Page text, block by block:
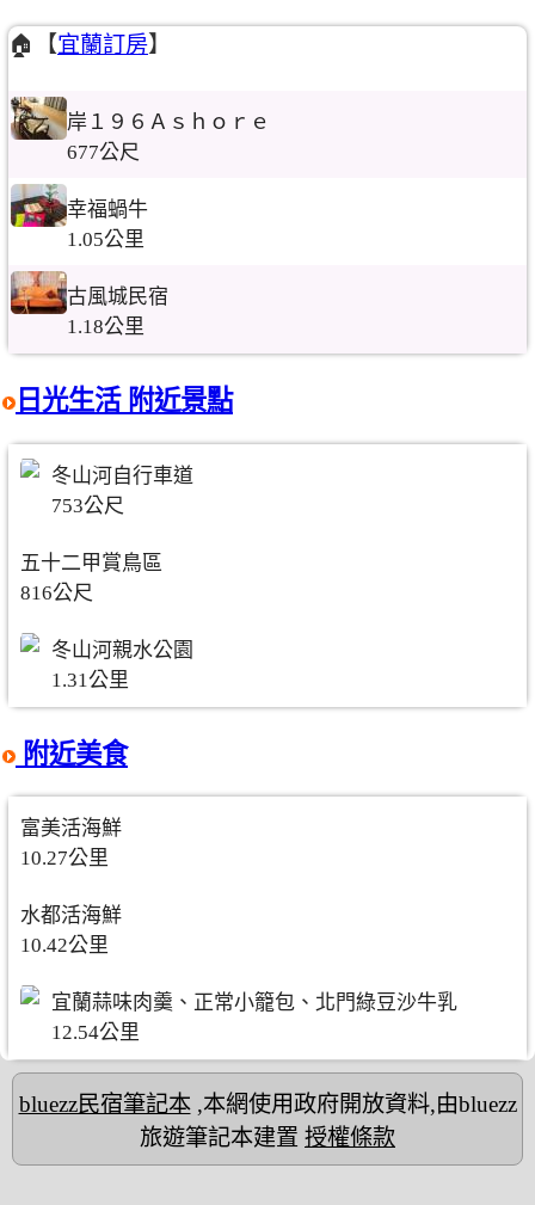
🏠【宜蘭訂房】
岸１９６Ａｓｈｏｒｅ
677公尺
幸福蝸牛
1.05公里
古風城民宿
1.18公里
日光生活 附近景點
冬山河自行車道
753公尺
五十二甲賞鳥區
816公尺
冬山河親水公園
1.31公里
附近美食
富美活海鮮
10.27公里
水都活海鮮
10.42公里
宜蘭蒜味肉羹、正常小籠包、北門綠豆沙牛乳
12.54公里
bluezz民宿筆記本,本網使用政府開放資料,由bluezz
旅遊筆記本建置 授權條款